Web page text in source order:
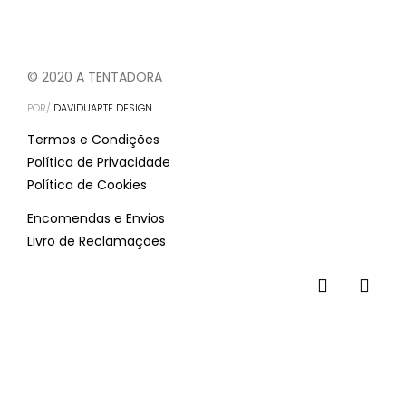
© 2020 A TENTADORA
POR/ DAVIDUARTE DESIGN
Termos e Condições
Política de Privacidade
Política de Cookies
Encomendas e Envios
Livro de Reclamações